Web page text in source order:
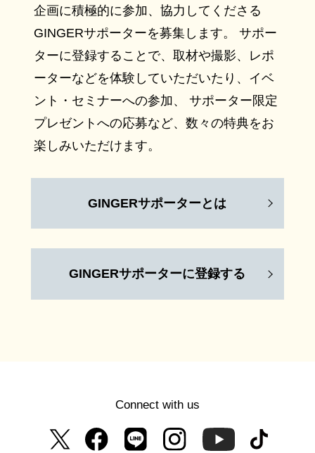
企画に積極的に参加、協力してくださる
GINGERサポーターを募集します。 サポー
ターに登録することで、取材や撮影、レポ
ーターなどを体験していただいたり、イベ
ント・セミナーへの参加、 サポーター限定
プレゼントへの応募など、数々の特典をお
楽しみいただけます。
GINGERサポーターとは
GINGERサポーターに登録する
Connect with us